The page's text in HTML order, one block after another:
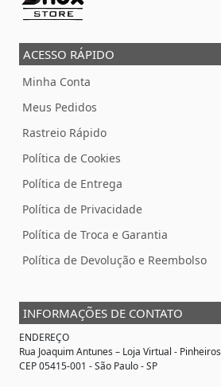
ACESSO RÁPIDO
Minha Conta
Meus Pedidos
Rastreio Rápido
Política de Cookies
Política de Entrega
Política de Privacidade
Política de Troca e Garantia
Política de Devolução e Reembolso
INFORMAÇÕES DE CONTATO
ENDEREÇO
Rua Joaquim Antunes – Loja Virtual - Pinheiros
CEP 05415-001 - São Paulo - SP